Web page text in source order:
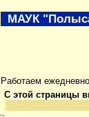
Работаем
С этой страницы
МАУК